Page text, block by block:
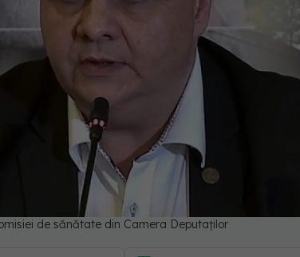
de sănătate din Camera Deputaților